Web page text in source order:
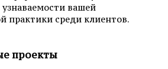
вашей
практики среди клиентов.
проекты